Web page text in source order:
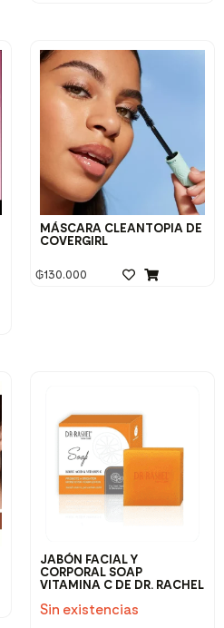
MÁSCARA CLEANTOPIA DE
COVERGIRL
₲130.000
JABÓN FACIAL Y
CORPORAL SOAP
VITAMINA C DE DR. RACHEL
Sin existencias